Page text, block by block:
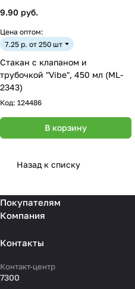
9.90 руб.
Цена оптом:
7.25 р. от 250 шт
Стакан с клапаном и
трубочкой "Vibe", 450 мл (ML-
2343)
Код: 124486
В корзину
Назад к списку
Покупателям
Компания
Контакты
Контакт-центр
7300